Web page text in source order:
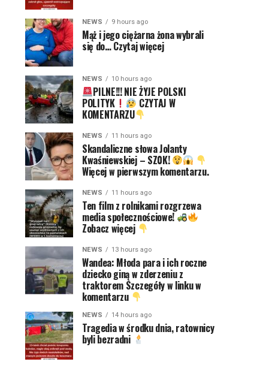
NEWS 9 hours ago
Mąż i jego ciężarna żona wybrali
się do… Czytaj więcej
NEWS 10 hours ago
PILNE!!! NIE ŻYJE POLSKI
POLITYK CZYTAJ W
KOMENTARZU
NEWS 11 hours ago
Skandaliczne słowa Jolanty
Kwaśniewskiej – SZ0K!
Więcej w pierwszym komentarzu.
NEWS 11 hours ago
Ten film z rolnikami rozgrzewa
media społecznościowe!
Zobacz więcej
NEWS 13 hours ago
Wandea: Młoda para i ich roczne
dziecko giną w zderzeniu z
traktorem Szczegóły w linku w
komentarzu
NEWS 14 hours ago
Tragedia w środku dnia, ratownicy
byli bezradni